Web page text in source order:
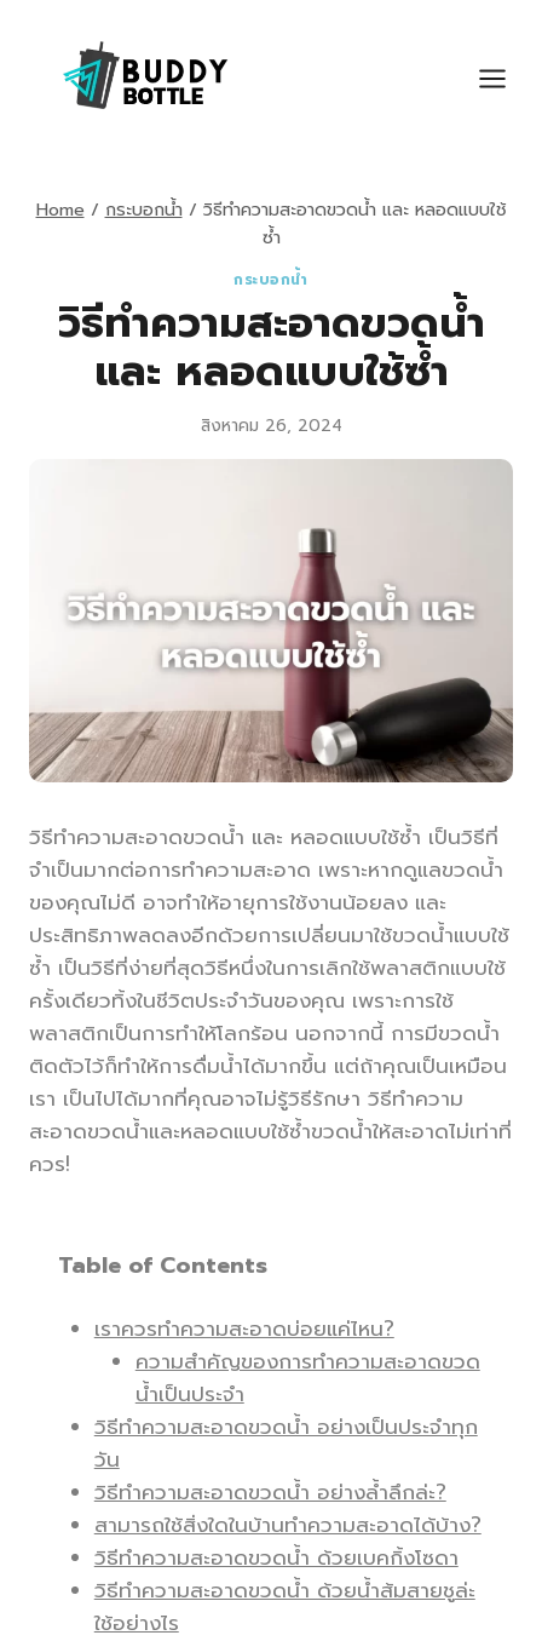
content
Home / กระบอกน้ำ / วิธีทำความสะอาดขวดน้ำ และ หลอดแบบใช้
ซ้ำ
กระบอกน้ำ
วิธีทำความสะอาดขวดน้ำ
และ หลอดแบบใช้ซ้ำ
สิงหาคม 26, 2024
วิธีทำความสะอาดขวดน้ำ และ หลอดแบบใช้ซ้ำ เป็นวิธีที่
จำเป็นมากต่อการทำความสะอาด เพราะหากดูแลขวดน้ำ
ของคุณไม่ดี อาจทำให้อายุการใช้งานน้อยลง และ
ประสิทธิภาพลดลงอีกด้วยการเปลี่ยนมาใช้ขวดน้ำแบบใช้
ซ้ำ เป็นวิธีที่ง่ายที่สุดวิธีหนึ่งในการเลิกใช้พลาสติกแบบใช้
ครั้งเดียวทิ้งในชีวิตประจำวันของคุณ เพราะการใช้
พลาสติกเป็นการทำให้โลกร้อน นอกจากนี้ การมีขวดน้ำ
ติดตัวไว้ก็ทำให้การดื่มน้ำได้มากขึ้น แต่ถ้าคุณเป็นเหมือน
เรา เป็นไปได้มากที่คุณอาจไม่รู้วิธีรักษา วิธีทำความ
สะอาดขวดน้ำและหลอดแบบใช้ซ้ำขวดน้ำให้สะอาดไม่เท่าที่
ควร!
Table of Contents
เราควรทำความสะอาดบ่อยแค่ไหน?
ความสำคัญของการทำความสะอาดขวด
น้ำเป็นประจำ
วิธีทำความสะอาดขวดน้ำ อย่างเป็นประจำทุก
วัน
วิธีทำความสะอาดขวดน้ำ อย่างล้ำลึกล่ะ?
สามารถใช้สิ่งใดในบ้านทำความสะอาดได้บ้าง?
วิธีทำความสะอาดขวดน้ำ ด้วยเบคกิ้งโซดา
วิธีทำความสะอาดขวดน้ำ ด้วยน้ำส้มสายชูล่ะ
ใช้อย่างไร